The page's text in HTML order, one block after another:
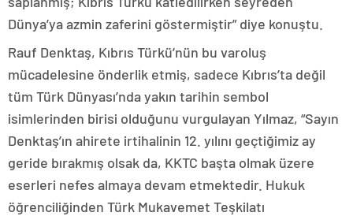
Dünya’ya azmin zaferini göstermiştir” diye konuştu.
Rauf Denktaş, Kıbrıs Türkü’nün bu varoluş
mücadelesine önderlik etmiş, sadece Kıbrıs’ta değil
tüm Türk Dünyası’nda yakın tarihin sembol
isimlerinden birisi olduğunu vurgulayan Yılmaz, “Sayın
Denktaş’ın ahirete irtihalinin 12. yılını geçtiğimiz ay
geride bırakmış olsak da, KKTC başta olmak üzere
eserleri nefes almaya devam etmektedir. Hukuk
öğrenciliğinden Türk Mukavemet Teşkilatı